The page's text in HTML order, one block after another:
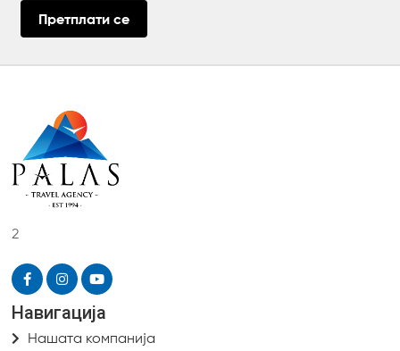
Претплати се
2
Навигација
Нашата компанија